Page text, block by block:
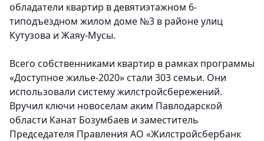
обладатели квартир в девятиэтажном 6-
типодъездном жилом доме №3 в районе улиц
Кутузова и Жаяу-Мусы.
Всего собственниками квартир в рамках программы
«Доступное жилье-2020» стали 303 семьи. Они
использовали систему жилстройсбережений.
Вручил ключи новоселам аким Павлодарской
области Канат Бозумбаев и заместитель
Председателя Правления АО «Жилстройсбербанк